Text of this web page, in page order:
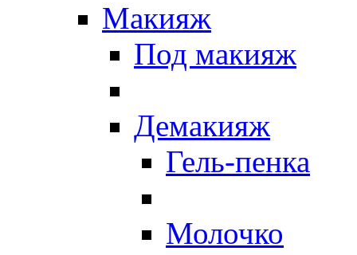
Макияж
Под макияж
Демакияж
Гель-пенка
Молочко